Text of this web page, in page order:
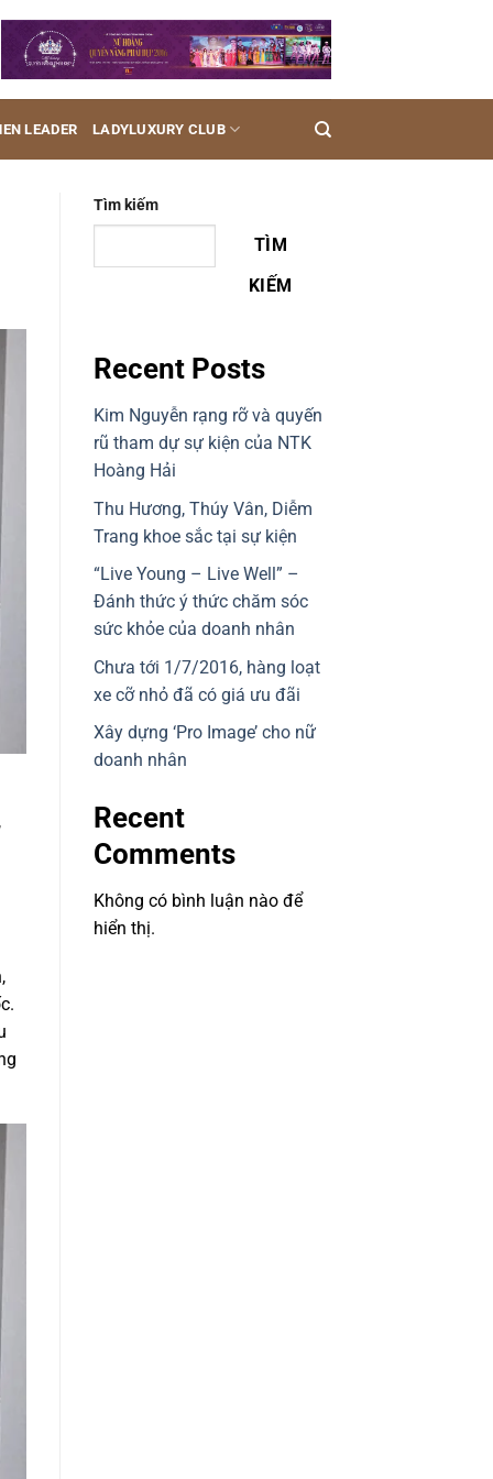
LEADER LADYLUXURY CLUB
Tìm kiếm
TÌM
KIẾM
Recent Posts
Kim Nguyễn rạng rỡ và quyến
rũ tham dự sự kiện của NTK
Hoàng Hải
Thu Hương, Thúy Vân, Diễm
Trang khoe sắc tại sự kiện
“Live Young – Live Well” –
Đánh thức ý thức chăm sóc
sức khỏe của doanh nhân
Chưa tới 1/7/2016, hàng loạt
xe cỡ nhỏ đã có giá ưu đãi
Xây dựng ‘Pro Image’ cho nữ
doanh nhân
Recent
Comments
Không có bình luận nào để
hiển thị.